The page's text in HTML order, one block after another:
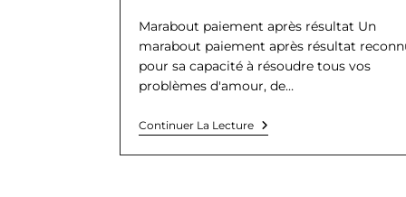
la
publication :
Marabout paiement après résultat Un
marabout paiement après résultat
pour sa capacité à résoudre tous vos
problèmes d'amour, de…
Continuer La LectureMarabout
Paiement
Après